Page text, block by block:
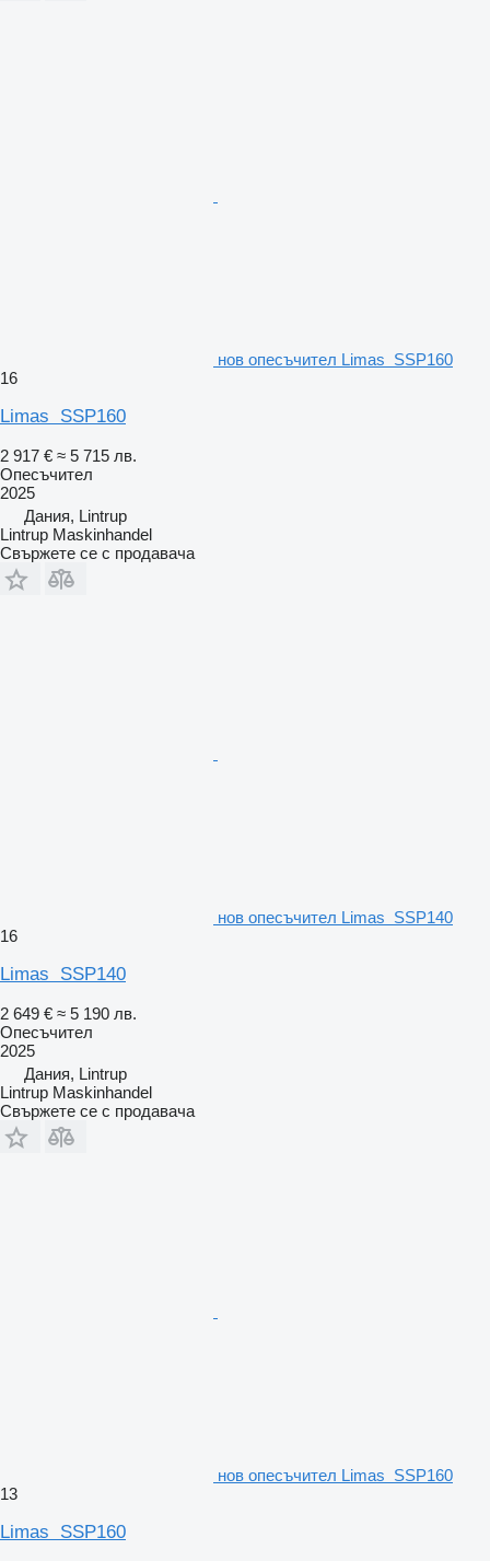
нов опесъчител Limas SSP160
16
Limas SSP160
2 917 € ≈ 5 715 лв.
Опесъчител
2025
Дания, Lintrup
Lintrup Maskinhandel
Свържете се с продавача
нов опесъчител Limas SSP140
16
Limas SSP140
2 649 € ≈ 5 190 лв.
Опесъчител
2025
Дания, Lintrup
Lintrup Maskinhandel
Свържете се с продавача
нов опесъчител Limas SSP160
13
Limas SSP160